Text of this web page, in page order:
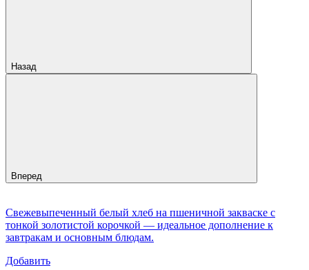
Назад
Вперед
Свежевыпеченный белый хлеб на пшеничной закваске с
тонкой золотистой корочкой — идеальное дополнение к
завтракам и основным блюдам.
Добавить